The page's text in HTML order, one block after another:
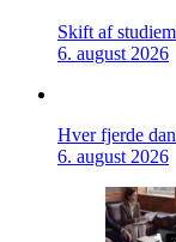
Skift af
6. august 2026
Hver fjerde
6. august 2026